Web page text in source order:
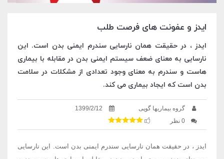
ایدز و عفونت های فرصت طلب
ایدز ، در حقیقت همان نارسایی سندرم ایمنی بدن است. این
نارسایی به معنای ضعف سیستم ایمنی بدن در مقابله با بیماری
هاست و سندرم به معنای وجود تعدادی از مشکلات در سلامت
بدن است که ایجاد بیماری می کند.
گروه بیماریها گوپی
1399/2/12
0 نظر
ایدز ، در حقیقت همان نارسایی سندرم ایمنی بدن است. این نارسایی